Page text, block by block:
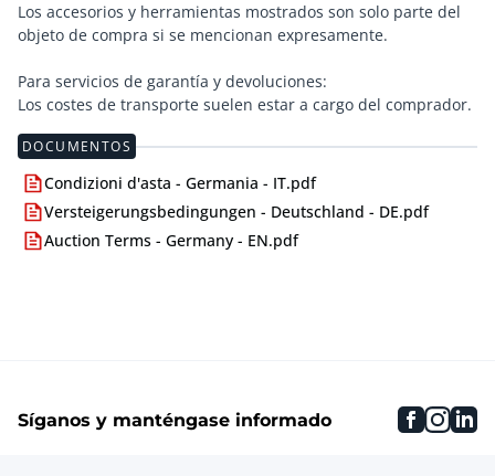
Los accesorios y herramientas mostrados son solo parte del
objeto de compra si se mencionan expresamente.
Para servicios de garantía y devoluciones:
Los costes de transporte suelen estar a cargo del comprador.
DOCUMENTOS
Condizioni d'asta - Germania - IT.pdf
Versteigerungsbedingungen - Deutschland - DE.pdf
Auction Terms - Germany - EN.pdf
Síganos y manténgase informado